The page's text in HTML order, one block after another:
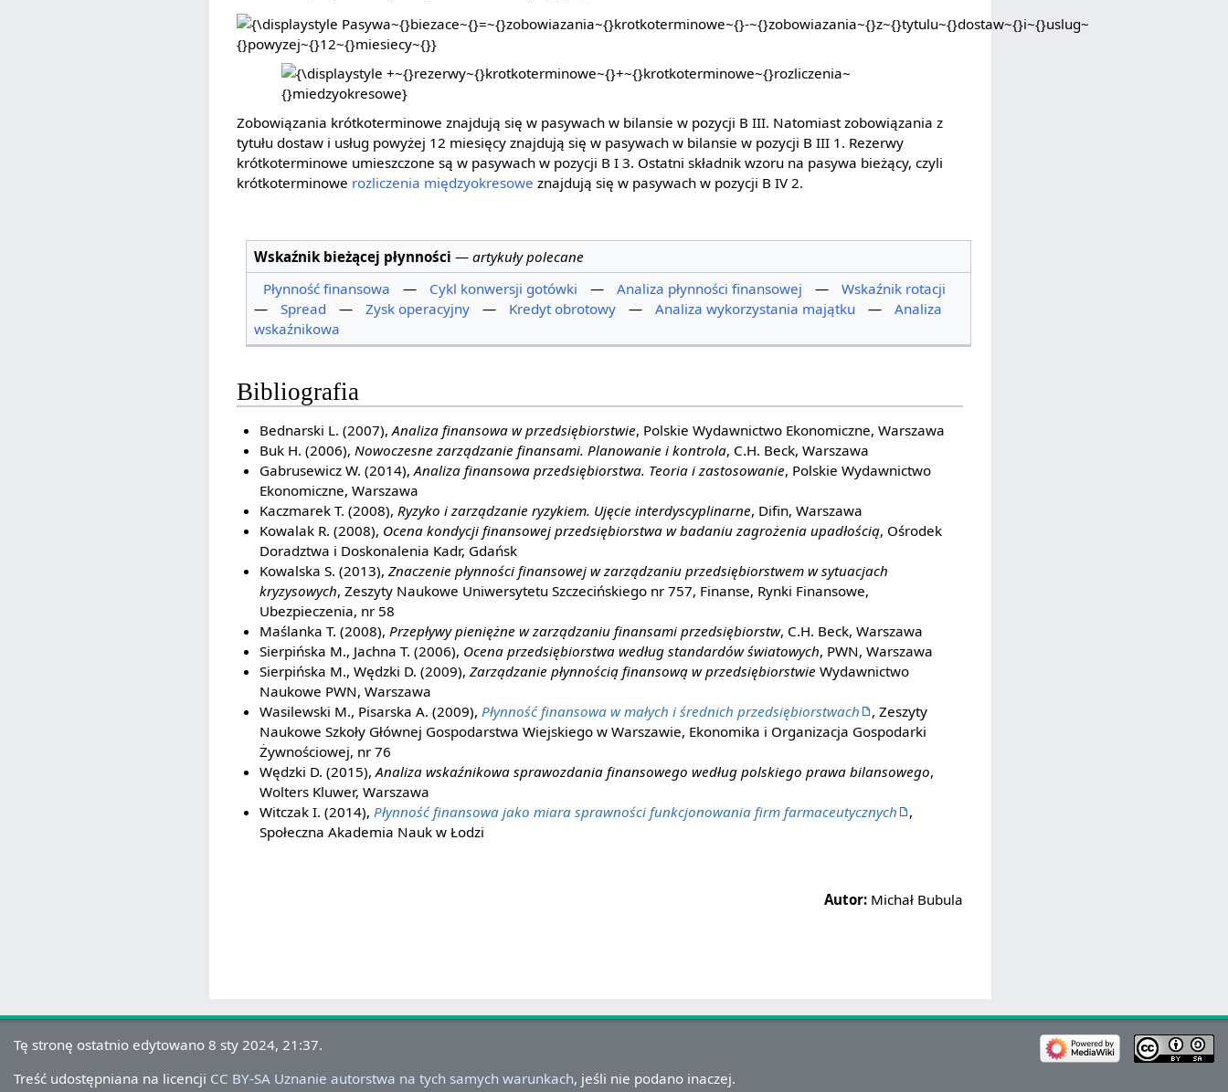
{\displaystyle
Pasywa~{}biezace~
{}zobowiazania~
{}krotkoterminowe~
{}-~
{}zobowiazania~
{}z~{}tytulu~
{}dostaw~{}i~
{\displaystyle +~
{}rezerwy~
{}krotkoterminowe~
{}+~
{}krotkoterminowe~
{}rozliczenia~
{}miedzyokresowe}
Zobowiązania krótkoterminowe znajdują się w pasywach w bilansie w pozycji B III. Natomiast zobowiązania z
tytułu dostaw i usług powyżej 12 miesięcy znajdują się w pasywach w bilansie w pozycji B III 1. Rezerwy
krótkoterminowe umieszczone są w pasywach w pozycji B I 3. Ostatni składnik wzoru na pasywa bieżący, czyli
krótkoterminowe rozliczenia międzyokresowe znajdują się w pasywach w pozycji B IV 2.
Wskaźnik bieżącej płynności — artykuły polecane
Płynność finansowa
— Cykl konwersji gotówki — Analiza płynności finansowej —
Wskaźnik rotacji
—
Spread — Zysk operacyjny — Kredyt obrotowy — Analiza wykorzystania majątku —
Analiza
wskaźnikowa
Bibliografia
Bednarski L. (2007), Analiza finansowa w przedsiębiorstwie, Polskie Wydawnictwo Ekonomiczne, Warszawa
Buk H. (2006), Nowoczesne zarządzanie finansami. Planowanie i kontrola, C.H. Beck, Warszawa
Gabrusewicz W. (2014), Analiza finansowa przedsiębiorstwa. Teoria i zastosowanie, Polskie Wydawnictwo
Ekonomiczne, Warszawa
Kaczmarek T. (2008), Ryzyko i zarządzanie ryzykiem. Ujęcie interdyscyplinarne, Difin, Warszawa
Kowalak R. (2008), Ocena kondycji finansowej przedsiębiorstwa w badaniu zagrożenia upadłością, Ośrodek
Doradztwa i Doskonalenia Kadr, Gdańsk
Kowalska S. (2013), Znaczenie płynności finansowej w zarządzaniu przedsiębiorstwem w sytuacjach
kryzysowych, Zeszyty Naukowe Uniwersytetu Szczecińskiego nr 757, Finanse, Rynki Finansowe,
Ubezpieczenia, nr 58
Maślanka T. (2008), Przepływy pieniężne w zarządzaniu finansami przedsiębiorstw, C.H. Beck, Warszawa
Sierpińska M., Jachna T. (2006), Ocena przedsiębiorstwa według standardów światowych, PWN, Warszawa
Sierpińska M., Wędzki D. (2009), Zarządzanie płynnością finansową w przedsiębiorstwie Wydawnictwo
Naukowe PWN, Warszawa
Wasilewski M., Pisarska A. (2009), Płynność finansowa w małych i średnich przedsiębiorstwach
, Zeszyty
Naukowe Szkoły Głównej Gospodarstwa Wiejskiego w Warszawie, Ekonomika i Organizacja Gospodarki
Żywnościowej, nr 76
Wędzki D. (2015), Analiza wskaźnikowa sprawozdania finansowego według polskiego prawa bilansowego,
Wolters Kluwer, Warszawa
Witczak I. (2014), Płynność finansowa jako miara sprawności funkcjonowania firm farmaceutycznych
,
Społeczna Akademia Nauk w Łodzi
Autor: Michał Bubula
Tę stronę ostatnio edytowano 8 sty 2024, 21:37.
Treść udostępniana na licencji CC BY-SA Uznanie autorstwa na tych samych warunkach, jeśli nie podano inaczej.